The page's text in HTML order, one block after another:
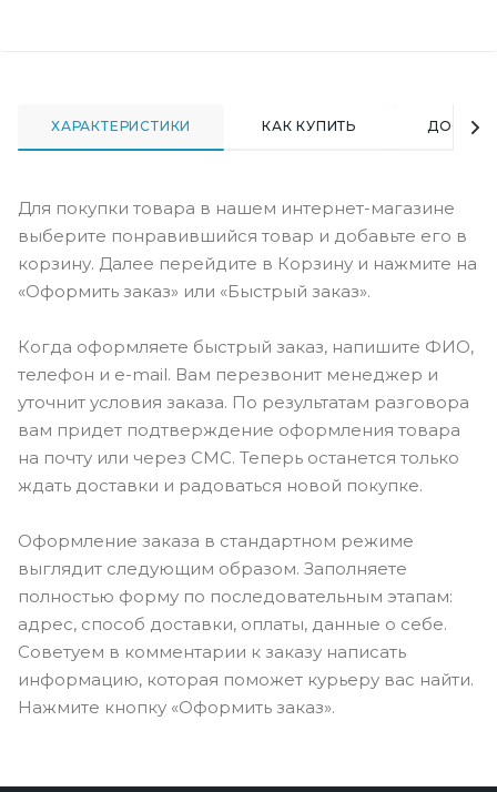
ХАРАКТЕРИСТИКИ КАК КУПИТЬ
Для покупки товара в нашем интернет-магазине
выберите понравившийся товар и добавьте его в
корзину. Далее перейдите в Корзину и нажмите на
«Оформить заказ» или «Быстрый заказ».
Когда оформляете быстрый заказ, напишите ФИО,
телефон и e-mail. Вам перезвонит менеджер и
уточнит условия заказа. По результатам разговора
вам придет подтверждение оформления товара
на почту или через СМС. Теперь останется только
ждать доставки и радоваться новой покупке.
Оформление заказа в стандартном режиме
выглядит следующим образом. Заполняете
полностью форму по последовательным этапам:
адрес, способ доставки, оплаты, данные о себе.
Советуем в комментарии к заказу написать
информацию, которая поможет курьеру вас найти.
Нажмите кнопку «Оформить заказ».